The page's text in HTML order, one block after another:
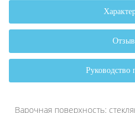
Руководство
Варочная поверхность: